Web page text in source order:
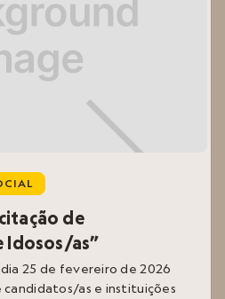
de
Idosos/as”
25 de fevereiro de 2026
as e instituições